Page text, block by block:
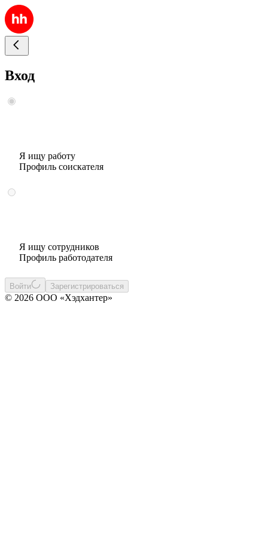
Вход
Я ищу работу
Профиль соискателя
Я ищу сотрудников
Профиль работодателя
Войти Зарегистрироваться
© 2026 ООО «Хэдхантер»